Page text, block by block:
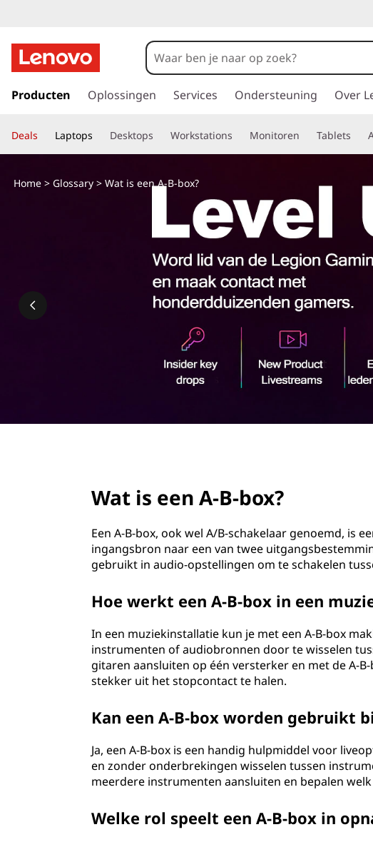
a
a
a
r
e
Producten Oplossingen Services Ondersteuning Over
Deals Laptops Desktops Workstations Monitoren Tablets
Home> Glossary> Wat is een A-B-box?
Wat is een A-B-box?
Een A-B-box, ook wel A/B-schakelaar genoemd, is
ingangsbron naar een van twee
gebruikt in audio-opstellingen om te schakelen
Hoe werkt een A-B-box in een
In een muziekinstallatie kun je met een A-B-box
instrumenten of audiobronnen door te wisselen
gitaren aansluiten op één versterker en met de A-
stekker uit het stopcontact te halen.
Kan een A-B-box worden gebruikt
Ja, een A-B-box is een handig hulpmiddel voor
en zonder onderbrekingen wisselen tussen
meerdere instrumenten aansluiten en bepalen
Welke rol speelt een A-B-box in